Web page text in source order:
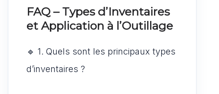
FAQ – Types d’Inventaires
et Application à l’Outillage
🔹 1. Quels sont les principaux types
d’inventaires ?